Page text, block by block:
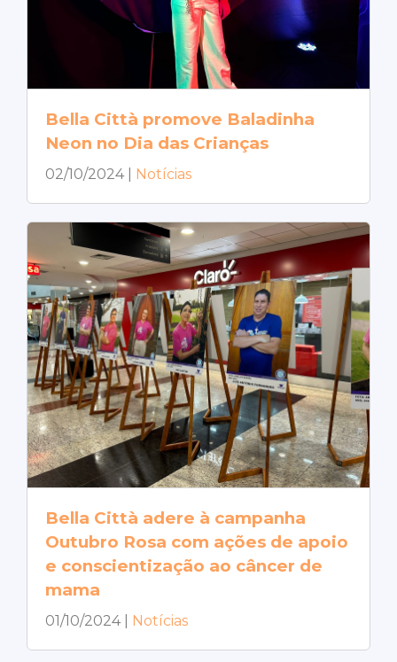
Bella Città promove Baladinha
Neon no Dia das Crianças
02/10/2024| Notícias
Bella Città adere à campanha
Outubro Rosa com ações de apoio
e conscientização ao câncer de
mama
01/10/2024| Notícias